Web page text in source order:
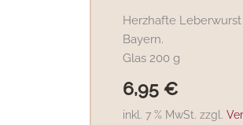
Herzhafte
Bayern.
Glas 200 g
6,95 €
inkl. 7 % MwSt. zzgl.
200g
Menge